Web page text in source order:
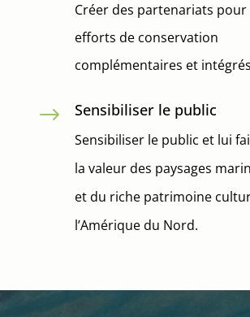
Créer des partenariats pour
efforts de conservation
complémentaires et
$ Sensibiliser le public
Sensibiliser le public et lui
la valeur des paysages
et du riche patrimoine
l’Amérique du Nord.